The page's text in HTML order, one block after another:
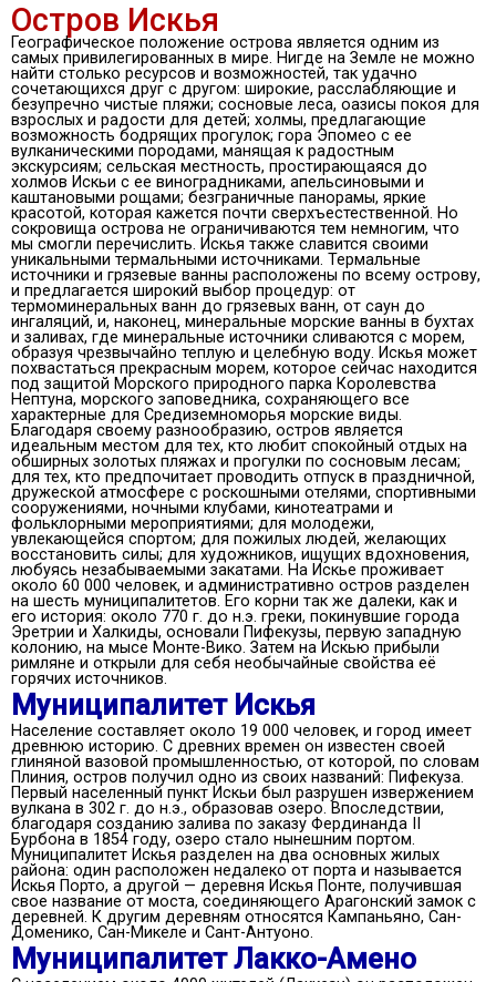
Остров Искья
Географическое положение острова является одним из
самых привилегированных в мире. Нигде на Земле не можно
найти столько ресурсов и возможностей, так удачно
сочетающихся друг с другом: широкие, расслабляющие и
безупречно чистые пляжи; сосновые леса, оазисы покоя для
взрослых и радости для детей; холмы, предлагающие
возможность бодрящих прогулок; гора Эпомео с ее
вулканическими породами, манящая к радостным
экскурсиям; сельская местность, простирающаяся до
холмов Искьи с ее виноградниками, апельсиновыми и
каштановыми рощами; безграничные панорамы, яркие
красотой, которая кажется почти сверхъестественной. Но
сокровища острова не ограничиваются тем немногим, что
мы смогли перечислить. Искья также славится своими
уникальными термальными источниками. Термальные
источники и грязевые ванны расположены по всему острову,
и предлагается широкий выбор процедур: от
термоминеральных ванн до грязевых ванн, от саун до
ингаляций, и, наконец, минеральные морские ванны в бухтах
и ​​заливах, где минеральные источники сливаются с морем,
образуя чрезвычайно теплую и целебную воду. Искья может
похвастаться прекрасным морем, которое сейчас находится
под защитой Морского природного парка Королевства
Нептуна, морского заповедника, сохраняющего все
характерные для Средиземноморья морские виды.
Благодаря своему разнообразию, остров является
идеальным местом для тех, кто любит спокойный отдых на
обширных золотых пляжах и прогулки по сосновым лесам;
для тех, кто предпочитает проводить отпуск в праздничной,
дружеской атмосфере с роскошными отелями, спортивными
сооружениями, ночными клубами, кинотеатрами и
фольклорными мероприятиями; для молодежи,
увлекающейся спортом; для пожилых людей, желающих
восстановить силы; для художников, ищущих вдохновения,
любуясь незабываемыми закатами. На Искье проживает
около 60 000 человек, и административно остров разделен
на шесть муниципалитетов. Его корни так же далеки, как и
его история: около 770 г. до н.э. греки, покинувшие города
Эретрии и Халкиды, основали Пифекузы, первую западную
колонию, на мысе Монте-Вико. Затем на Искью прибыли
римляне и открыли для себя необычайные свойства её
горячих источников.
Муниципалитет Искья
Население составляет около 19 000 человек, и город имеет
древнюю историю. С древних времен он известен своей
глиняной вазовой промышленностью, от которой, по словам
Плиния, остров получил одно из своих названий: Пифекуза.
Первый населенный пункт Искьи был разрушен извержением
вулкана в 302 г. до н.э., образовав озеро. Впоследствии,
благодаря созданию залива по заказу Фердинанда II
Бурбона в 1854 году, озеро стало нынешним портом.
Муниципалитет Искья разделен на два основных жилых
района: один расположен недалеко от порта и называется
Искья Порто, а другой — деревня Искья Понте, получившая
свое название от моста, соединяющего Арагонский замок с
деревней. К другим деревням относятся Кампаньяно, Сан-
Доменико, Сан-Микеле и Сант-Антуоно.
Муниципалитет Лакко-Амено